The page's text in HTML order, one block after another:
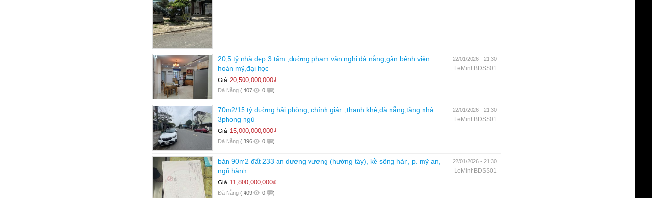
20,5 tỷ nhà đẹp 3 tấm ,đường phạm văn nghị đà nẵng,gần bệnh viện
hoàn mỹ,đại học
Giá: 20,500,000,000₫
Đà Nẵng ( 407 0 )
22/01/2026 - 21:30
LeMinhBDSS01
70m2/15 tỷ đường hải phòng, chính gián ,thanh khê,đà nẵng,tặng nhà
3phong ngủ
Giá: 15,000,000,000₫
Đà Nẵng ( 396 0 )
22/01/2026 - 21:30
LeMinhBDSS01
bán 90m2 đất 233 an dương vương (hướng tây), kề sông hàn, p. mỹ an,
ngũ hành
Giá: 11,800,000,000₫
Đà Nẵng ( 409 0 )
22/01/2026 - 21:30
LeMinhBDSS01